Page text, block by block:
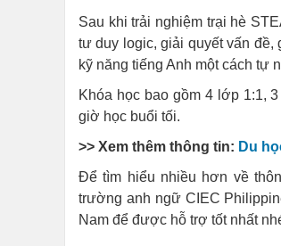
Sau khi trải nghiệm trại hè
tư duy logic, giải quyết vấn đề,
kỹ năng tiếng Anh một cách tự
Khóa học bao gồm 4 lớp 1:1,
giờ học buổi tối.
>> Xem thêm thông tin: Du
Để tìm hiểu nhiều hơn về
trường anh ngữ CIEC
Nam để được hỗ trợ tốt nhất